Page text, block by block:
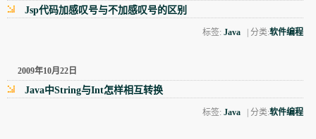
Jsp代码加感叹号与不加感叹号的区别
标签:Java | 分类:软件编程
2009年10月22日
Java中String与Int怎样相互转换
标签:Java | 分类:软件编程